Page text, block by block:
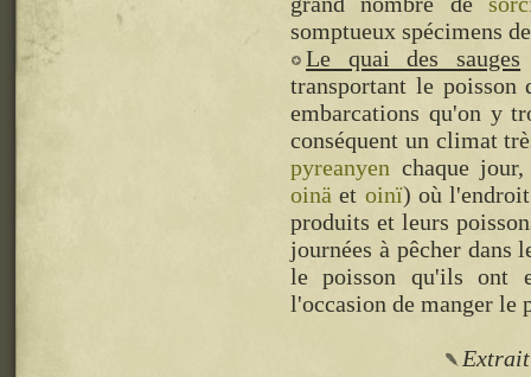
somptueux spécimens
Le quai des sauges
transportant le
embarcations qu'on y
conséquent un climat
pyreanyen chaque
oinä et oinï) où
produits et leurs
journées à pêcher
le poisson qu'ils ont
l'occasion de manger le